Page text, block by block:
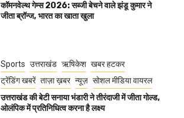
कॉमनवेल्थ गेम्स 2026: सब्जी बेचने वाले झंडू कुमार ने
जीता ब्रॉन्ज, भारत का खाता खुला
Sports उत्तराखंड ऋषिकेश खबर हटकर
ट्रेंडिंग खबरें ताज़ा ख़बर न्यूज़ सोशल मीडिया वायरल
उत्तराखंड की बेटी सनाया भंडारी ने तीरंदाजी में जीता गोल्ड,
ओलंपिक में प्रतिनिधित्व करना है लक्ष्य